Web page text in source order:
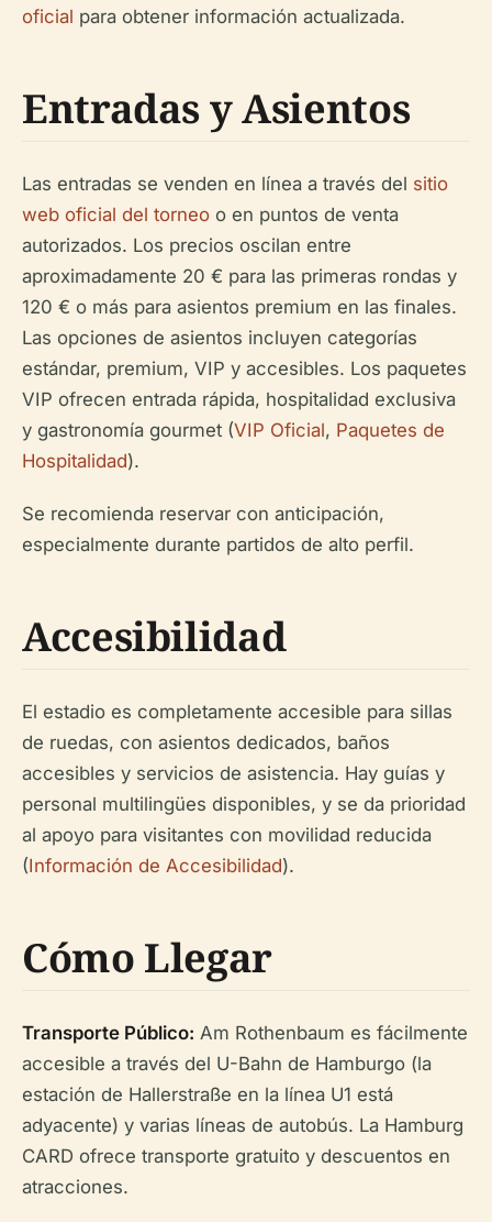
oficial para obtener información actualizada.
Entradas y Asientos
Las entradas se venden en línea a través del sitio
web oficial del torneo o en puntos de venta
autorizados. Los precios oscilan entre
aproximadamente 20 € para las primeras rondas y
120 € o más para asientos premium en las finales.
Las opciones de asientos incluyen categorías
estándar, premium, VIP y accesibles. Los paquetes
VIP ofrecen entrada rápida, hospitalidad exclusiva
y gastronomía gourmet (VIP Oficial, Paquetes de
Hospitalidad).
Se recomienda reservar con anticipación,
especialmente durante partidos de alto perfil.
Accesibilidad
El estadio es completamente accesible para sillas
de ruedas, con asientos dedicados, baños
accesibles y servicios de asistencia. Hay guías y
personal multilingües disponibles, y se da prioridad
al apoyo para visitantes con movilidad reducida
(Información de Accesibilidad).
Cómo Llegar
Transporte Público: Am Rothenbaum es fácilmente
accesible a través del U-Bahn de Hamburgo (la
estación de Hallerstraße en la línea U1 está
adyacente) y varias líneas de autobús. La Hamburg
CARD ofrece transporte gratuito y descuentos en
atracciones.